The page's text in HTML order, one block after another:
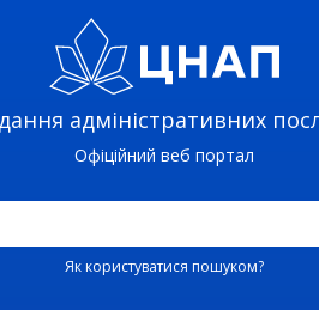
адміністративних
Офіційний веб портал
Як користуватися пошуком?